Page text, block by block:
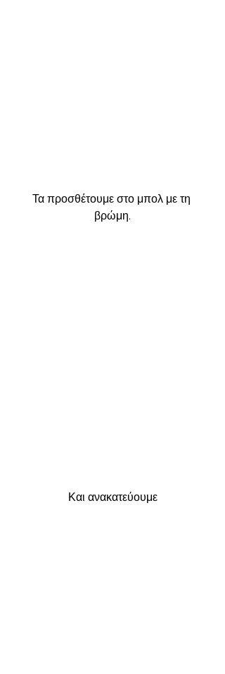
Τα προσθέτουμε στο μπολ με τη
βρώμη.
Και ανακατεύουμε